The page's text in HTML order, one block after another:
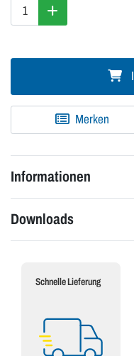
Merken
Informationen
Downloads
Schnelle Lieferung